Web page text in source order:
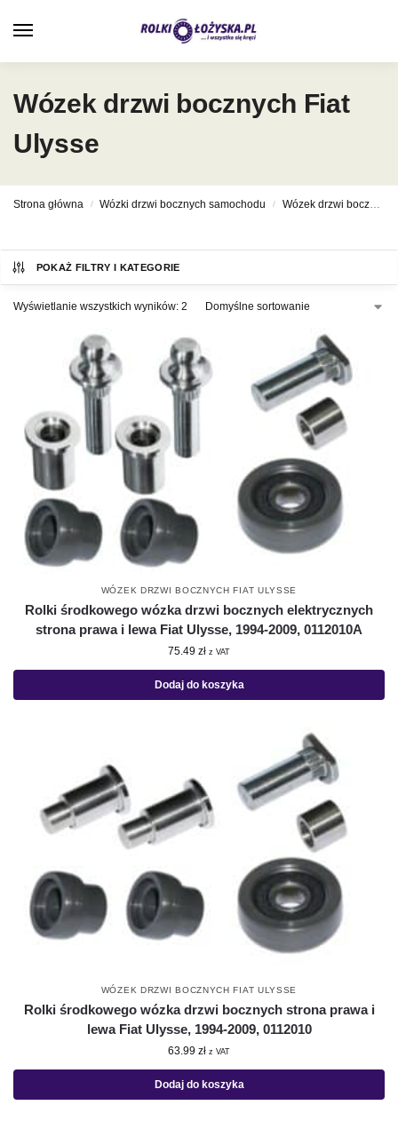
Wózek drzwi bocznych Fiat
Ulysse
Strona główna / Wózki drzwi bocznych samochodu / Wózek drzwi bocznych Fiat
POKAŻ FILTRY I KATEGORIE
Wyświetlanie wszystkich wyników: 2
WÓZEK DRZWI BOCZNYCH FIAT ULYSSE
Rolki środkowego wózka drzwi bocznych elektrycznych
strona prawa i lewa Fiat Ulysse, 1994-2009, 0112010A
75.49 zł z VAT
Dodaj do koszyka
WÓZEK DRZWI BOCZNYCH FIAT ULYSSE
Rolki środkowego wózka drzwi bocznych strona prawa i
lewa Fiat Ulysse, 1994-2009, 0112010
63.99 zł z VAT
Dodaj do koszyka